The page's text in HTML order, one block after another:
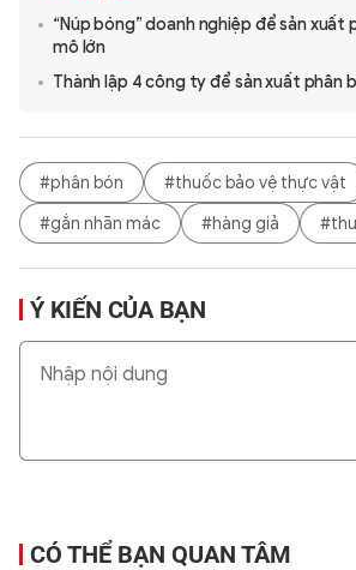
“Núp bóng” doanh nghiệp để sản xuất
mô lớn
Thành lập 4 công ty để sản xuất phân
#phân bón
#thuốc bảo vệ thực vật
#gắn nhãn mác
#hàng giả
Ý KIẾN CỦA BẠN
CÓ THỂ BẠN QUAN TÂM